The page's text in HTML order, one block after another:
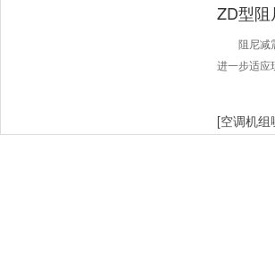
ZD型
阻尼减
进一步适应
[空调机组